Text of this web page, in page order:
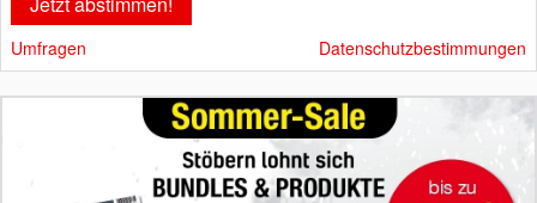
Umfragen Datenschutzbestimmungen